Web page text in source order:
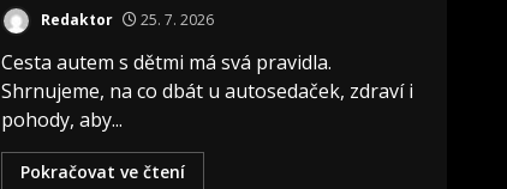
Redaktor 25. 7. 2026
Cesta autem s dětmi má svá pravidla.
Shrnujeme, na co dbát u autosedaček, zdraví i
pohody, aby...
Pokračovat ve čtení